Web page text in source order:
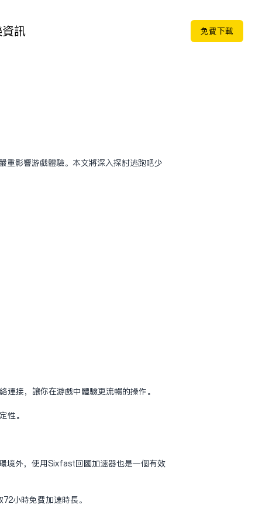
資訊 免费下载
重影响游戏体验。本文将深入探讨逃跑吧少
接，让你在游戏中体验更流畅的操作。
性。
境外，使用Sixfast回国加速器也是一个有效
小时免费加速时长。